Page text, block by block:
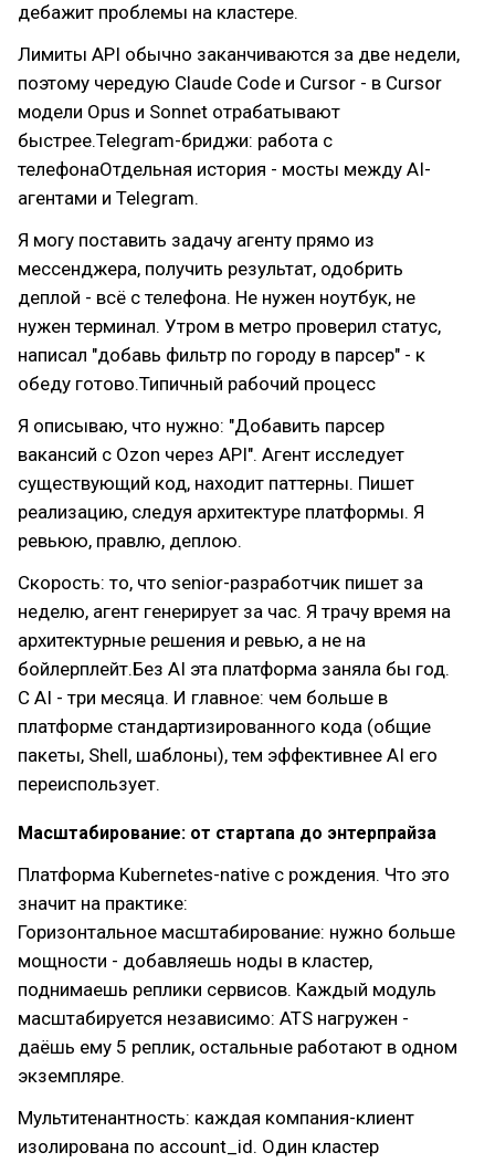
дебажит проблемы на кластере.
Лимиты API обычно заканчиваются за две недели,
поэтому чередую Claude Code и Cursor - в Cursor
модели Opus и Sonnet отрабатывают
быстрее.Telegram-бриджи: работа с
телефонаОтдельная история - мосты между AI-
агентами и Telegram.
Я могу поставить задачу агенту прямо из
мессенджера, получить результат, одобрить
деплой - всё с телефона. Не нужен ноутбук, не
нужен терминал. Утром в метро проверил статус,
написал "добавь фильтр по городу в парсер" - к
обеду готово.Типичный рабочий процесс
Я описываю, что нужно: "Добавить парсер
вакансий с Ozon через API". Агент исследует
существующий код, находит паттерны. Пишет
реализацию, следуя архитектуре платформы. Я
ревьюю, правлю, деплою.
Скорость: то, что senior-разработчик пишет за
неделю, агент генерирует за час. Я трачу время на
архитектурные решения и ревью, а не на
бойлерплейт.Без AI эта платформа заняла бы год.
С AI - три месяца. И главное: чем больше в
платформе стандартизированного кода (общие
пакеты, Shell, шаблоны), тем эффективнее AI его
переиспользует.
Масштабирование: от стартапа до энтерпрайза
Платформа Kubernetes-native с рождения. Что это
значит на практике:
Горизонтальное масштабирование: нужно больше
мощности - добавляешь ноды в кластер,
поднимаешь реплики сервисов. Каждый модуль
масштабируется независимо: ATS нагружен -
даёшь ему 5 реплик, остальные работают в одном
экземпляре.
Мультитенантность: каждая компания-клиент
изолирована по account_id. Один кластер